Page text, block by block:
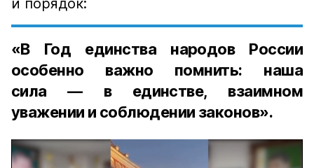
и порядок:
«В Год единства народов России
особенно важно помнить: наша
сила — в единстве, взаимном
уважении и соблюдении законов».